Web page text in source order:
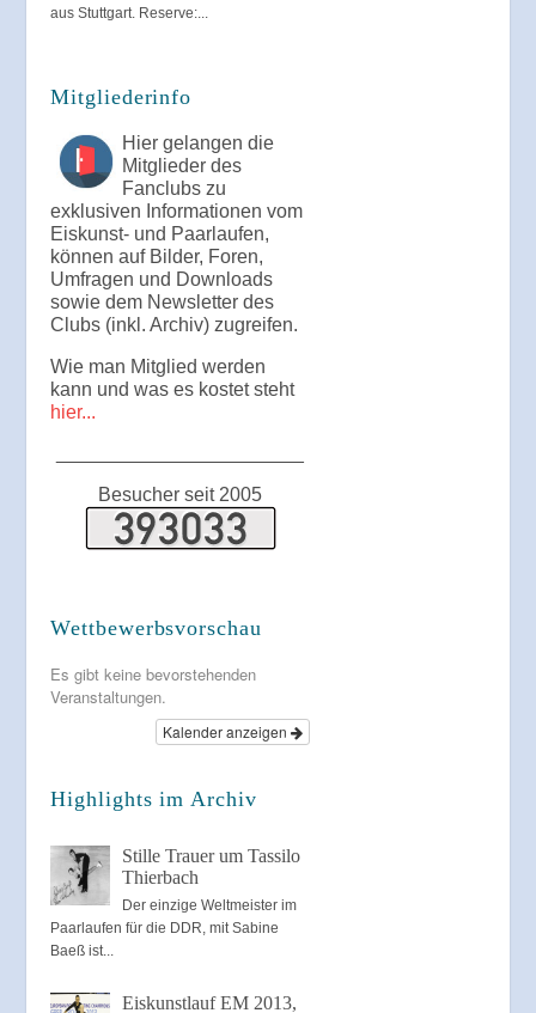
aus Stuttgart. Reserve:...
Mitgliederinfo
Hier gelangen die
Mitglieder des
Fanclubs zu
exklusiven Informationen vom
Eiskunst- und Paarlaufen,
können auf Bilder, Foren,
Umfragen und Downloads
sowie dem Newsletter des
Clubs (inkl. Archiv) zugreifen.
Wie man Mitglied werden
kann und was es kostet steht
hier...
Besucher seit 2005
Wettbewerbsvorschau
Es gibt keine bevorstehenden
Veranstaltungen.
Kalender anzeigen
Highlights im Archiv
Stille Trauer um Tassilo
Thierbach
Der einzige Weltmeister im
Paarlaufen für die DDR, mit Sabine
Baeß ist...
Eiskunstlauf EM 2013,